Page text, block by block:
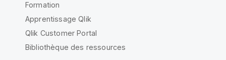
Formation
Apprentissage Qlik
Qlik Customer Portal
Bibliothèque des ressources